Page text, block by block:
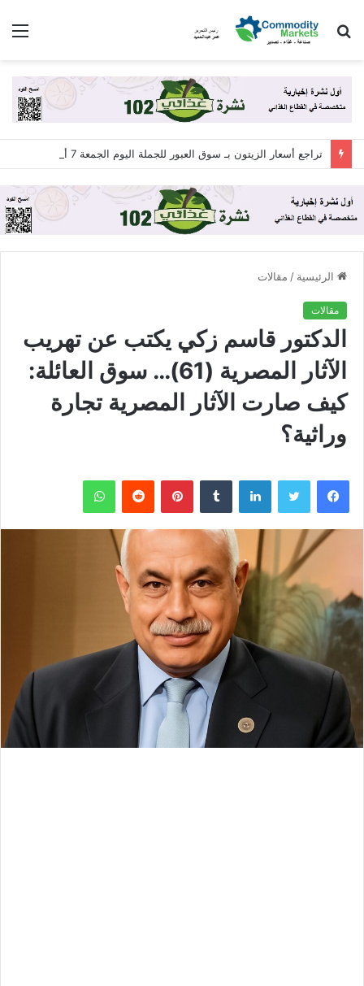
بحث
الرئيسية / مقالات
مقالات
الدكتور قاسم زكي يكتب عن تهريب
الآثار المصرية (61)… سوق العائلة:
كيف صارت الآثار المصرية تجارة
وراثية؟
فيسبوك تويتر لينكدإن بينتيريست واتساب